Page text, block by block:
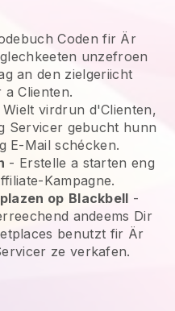
Coden fir Är
unzefroen
an den zielgeriicht
a Clienten.
Wielt virdrun d'Clienten,
Servicer gebucht hunn
E-Mail schécken.
- Erstelle a starten eng
Kampagne.
op Blackbell -
andeems Dir
benutzt fir Är
ze verkafen.